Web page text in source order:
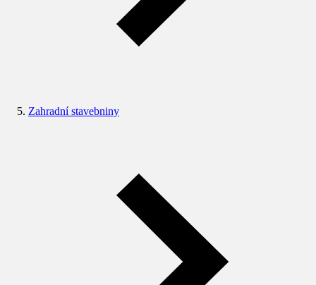
Zahradní stavebniny